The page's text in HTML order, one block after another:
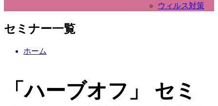
ウィルス対策
セミナー一覧
ホーム
「ハーブオフ」 セミ